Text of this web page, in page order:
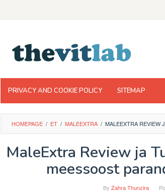
PRIVACY AND COOKIE POLICY SITEMAP
HOMEPAGE / ET / MALEEXTRA / MALEEXTRA REVIEW
MaleExtra Review ja
meessoost
By Zahra Thunzira